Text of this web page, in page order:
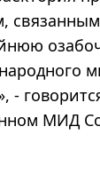
-
МИД